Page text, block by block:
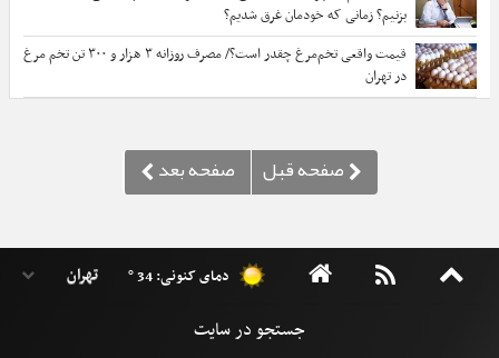
بزنیم؟ زمانی که خودمان غرق شدیم؟
قیمت واقعی تخم‌مرغ چقدر است؟/ مصرف روزانه ۳ هزار و ۳۰۰ تن تخم مرغ
در تهران
دمای کنونی: 34 °